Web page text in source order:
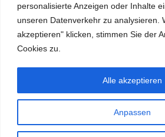
personalisierte Anzeigen oder Inhalte
unseren Datenverkehr zu analysieren.
akzeptieren" klicken, stimmen Sie der
Cookies zu.
Anpassen
Alle akzeptieren
Bürgerkurier © 2026. Alle